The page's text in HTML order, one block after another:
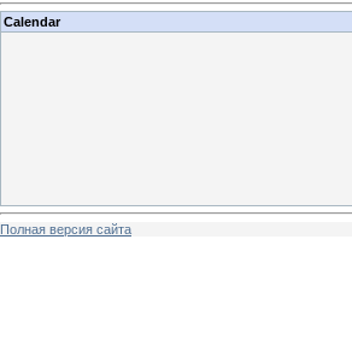
Calendar
Полная версия сайта